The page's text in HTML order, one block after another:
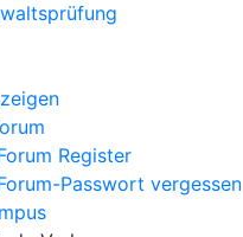
Register
Passwort vergessen